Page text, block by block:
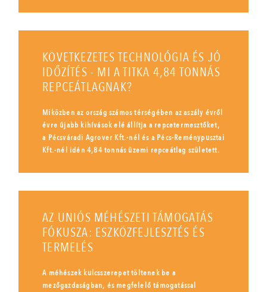
KÖVETKEZETES TECHNOLÓGIA ÉS JÓ
IDŐZÍTÉS - MI A TITKA 4,84 TONNÁS
REPCEÁTLAGNAK?
Miközben az ország számos térségében az aszály évről
évre újabb kihívások elé állítja a repcetermesztőket,
a Pécsváradi Agrover Kft.-nél és a Pécs-Reménypusztai
Kft.-nél idén 4,84 tonnás üzemi repceátlag született.
AZ UNIÓS MÉHÉSZETI TÁMOGATÁS
FÓKUSZA: ESZKÖZFEJLESZTÉS ÉS
TERMELÉS
A méhészek kulcsszerepet töltenek be a
mezőgazdaságban, és megfelelő támogatással